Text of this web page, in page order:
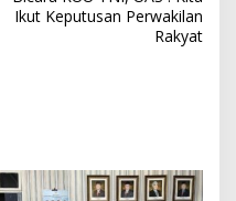
Ikut Keputusan Perwakilan
Rakyat